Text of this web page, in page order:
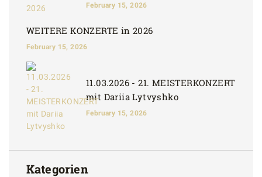
February 15, 2026
WEITERE KONZERTE in 2026
February 15, 2026
11.03.2026 - 21. MEISTERKONZERT
mit Dariia Lytvyshko
February 15, 2026
Kategorien